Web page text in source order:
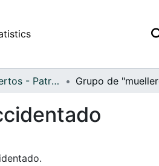
APFFVC - Puertos - Patrimonial